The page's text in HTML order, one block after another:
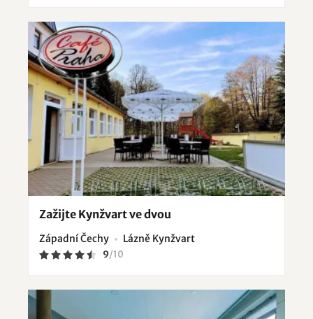
Zažijte Kynžvart ve dvou
Západní Čechy Lázně Kynžvart
9/10